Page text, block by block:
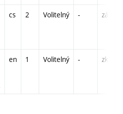
cs 2 Volitelný - zá
en 1 Volitelný - zk